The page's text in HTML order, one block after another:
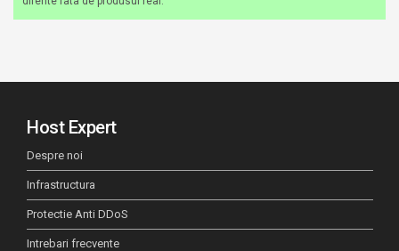
Host Expert
Despre noi
Infrastructura
Protectie Anti DDoS
Intrebari frecvente